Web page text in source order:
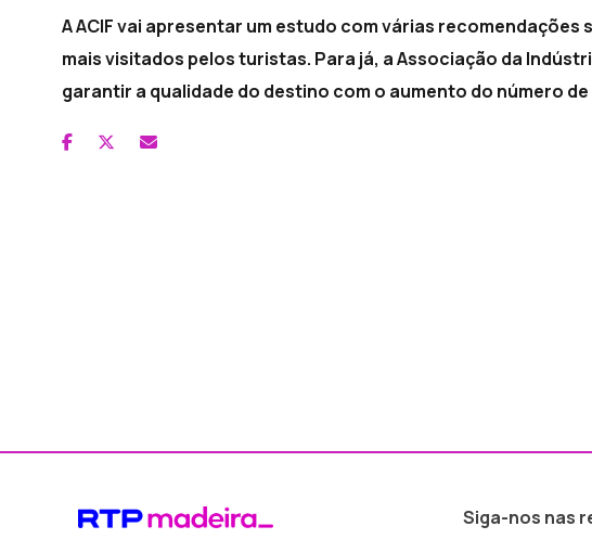
A ACIF vai apresentar um estudo com várias
mais visitados pelos turistas. Para já, a Associação da
garantir a qualidade do destino com o aumento do número
Siga-nos nas